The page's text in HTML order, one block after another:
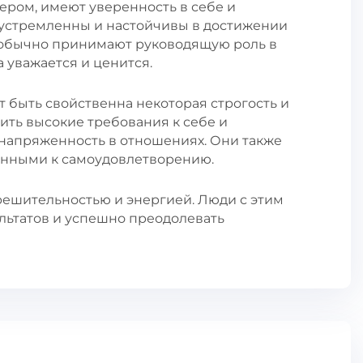
имеют уверенность в себе и
и настойчивы в достижении
принимают руководящую роль в
уважается и ценится.
свойственна некоторая строгость и
высокие требования к себе и
в отношениях. Они также
к самоудовлетворению.
и энергией. Люди с этим
и успешно преодолевать